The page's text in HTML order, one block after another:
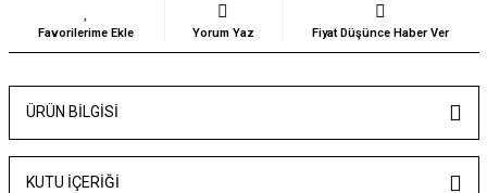
Yorum Yaz Fiyat Düşünce Haber Ver
ÜRÜN BILGISI
KUTU İÇERİĞİ